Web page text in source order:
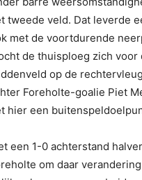
tweede veld. Dat leverde
met de voortdurende
de thuisploeg zich voor
op de
Foreholte-goalie Piet
hier een
een 1-0 achterstand
om daar